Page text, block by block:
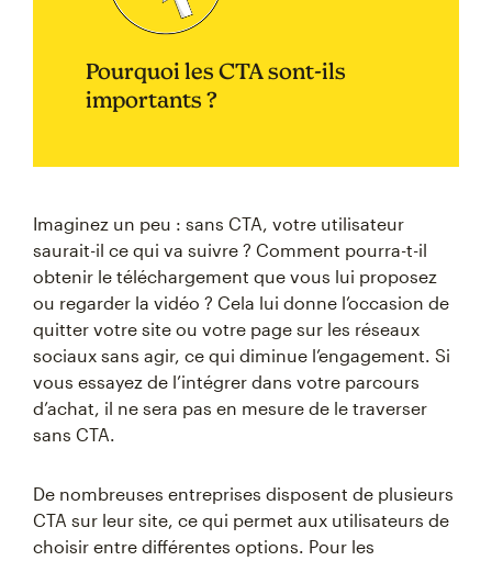
Pourquoi les CTA sont-ils
importants ?
Imaginez un peu : sans CTA, votre utilisateur
saurait-il ce qui va suivre ? Comment pourra-t-il
obtenir le téléchargement que vous lui proposez
ou regarder la vidéo ? Cela lui donne l’occasion de
quitter votre site ou votre page sur les réseaux
sociaux sans agir, ce qui diminue l’engagement. Si
vous essayez de l’intégrer dans votre parcours
d’achat, il ne sera pas en mesure de le traverser
sans CTA.
De nombreuses entreprises disposent de plusieurs
CTA sur leur site, ce qui permet aux utilisateurs de
choisir entre différentes options. Pour les